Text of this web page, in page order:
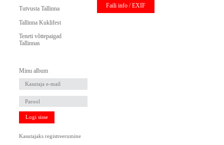
Tutvusta Tallinna
Tallinna Kuklifest
Teneti võttepaigad
Tallinnas
Minu album
Logi sisse
Kasutajaks registreerumine
Faili info / EXIF